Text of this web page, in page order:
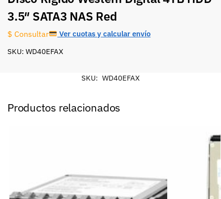
3.5″ SATA3 NAS Red
$ Consultar Ver cuotas y calcular envío
SKU: WD40EFAX
SKU: WD40EFAX
Productos relacionados